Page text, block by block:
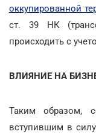
оккупированной
ст. 39 НК
происходить с
ВЛИЯНИЕ НА
Таким образом,
вступившим в